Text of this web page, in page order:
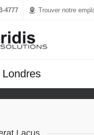
4777 Trouver notre
Lacus